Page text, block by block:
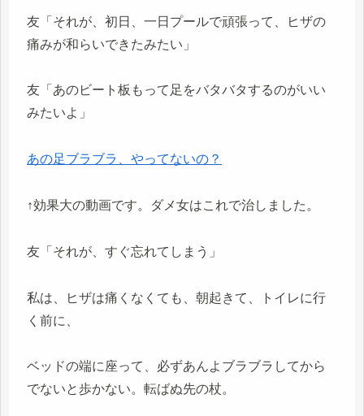
友「それが、初日、一日プールで頑張って、ヒザの
痛みが和らいできたみたい」
友「あのビート板もって足をバタバタするのがいい
みたいよ」
あの足ブラブラ、やってないの？
↑効果大の動画です。ダメ女はこれで治しました。
友「それが、すぐ忘れてしまう」
私は、ヒザは痛くなくても、朝起きて、トイレに行
く前に、
ベッドの端に座って、必ずあんよブラブラしてから
でないと歩かない。転ばぬ先の杖。